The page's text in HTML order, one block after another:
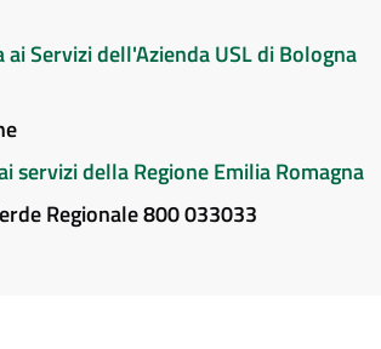
Servizi dell'Azienda USL di Bologna
servizi della Regione Emilia Romagna
Regionale 800 033033